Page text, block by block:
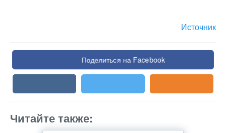
Источник
Поделиться на Facebook
Читайте также: